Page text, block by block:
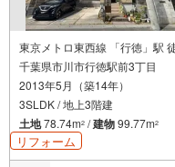
東京メトロ東西線 「行徳」駅
千葉県市川市行徳駅前3丁目
2013年5月（築14年）
3SLDK / 地上3階建
土地78.74m2 /建物99.77m2
リフォーム